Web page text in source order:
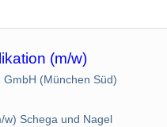
(m/w)
(München Süd)
w) Schega und Nagel